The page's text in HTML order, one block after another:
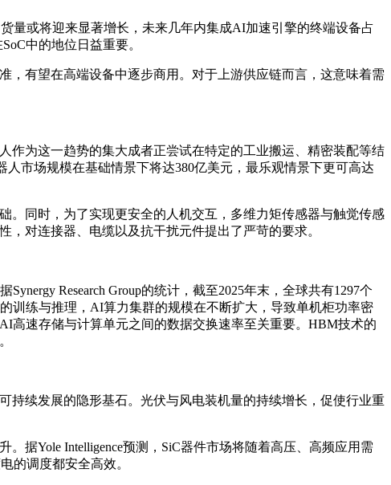
量或将迎来显著增长，未来几年内集成AI加速引擎的终端设备占
中的地位日益重要。
，有望在高端设备中逐步商用。对于上游供应链而言，这意味着需
作为这一趋势的集大成者正尝试在特定的工业搬运、精密装配等结
市场规模在基础情景下将达380亿美元，最乐观情景下更可高达
。同时，为了实现更安全的人机交互，多维力矩传感器与触觉传感
对连接器、电缆以及抗干扰元件提出了严苛的要求。
Research Group的统计，截至2025年末，全球共有1297个
训练与推理，AI算力集群的规模在不断扩大，导致单机柜功率密
高速存储与计算单元之间的数据交换速率至关重要。HBM技术的
持续发展的隐形基石。光伏与风电装机量的持续增长，促使行业重
据Yole Intelligence预测，SiC器件市场将随着高压、高频应用需
的调度都安全高效。